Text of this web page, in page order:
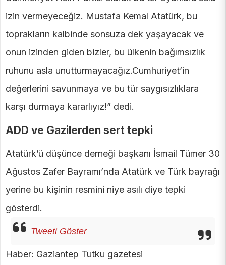
izin vermeyeceğiz. Mustafa Kemal Atatürk, bu
toprakların kalbinde sonsuza dek yaşayacak ve
onun izinden giden bizler, bu ülkenin bağımsızlık
ruhunu asla unutturmayacağız.Cumhuriyet’in
değerlerini savunmaya ve bu tür saygısızlıklara
karşı durmaya kararlıyız!” dedi.
ADD ve Gazilerden sert tepki
Atatürk’ü düşünce derneği başkanı İsmail Tümer 30
Ağustos Zafer Bayramı’nda Atatürk ve Türk bayrağı
yerine bu kişinin resmini niye asılı diye tepki
gösterdi.
Tweeti Göster
Haber: Gaziantep Tutku gazetesi